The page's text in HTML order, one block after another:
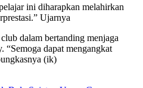
ini diharapkan melahirkan
Ujarnya
dalam bertanding menjaga
“Semoga dapat mengangkat
(ik)